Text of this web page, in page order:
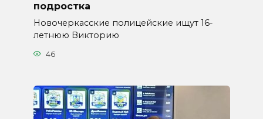
подростка
Новочеркасские полицейские ищут 16-
летнюю Викторию
46